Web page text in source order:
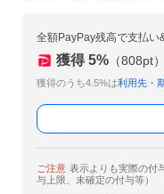
全額PayPay残高で支払い
獲得 5% （808pt）
獲得のうち4.5%は利用先・
ご注意 表示よりも実際の付
与上限、未確定の付与等）